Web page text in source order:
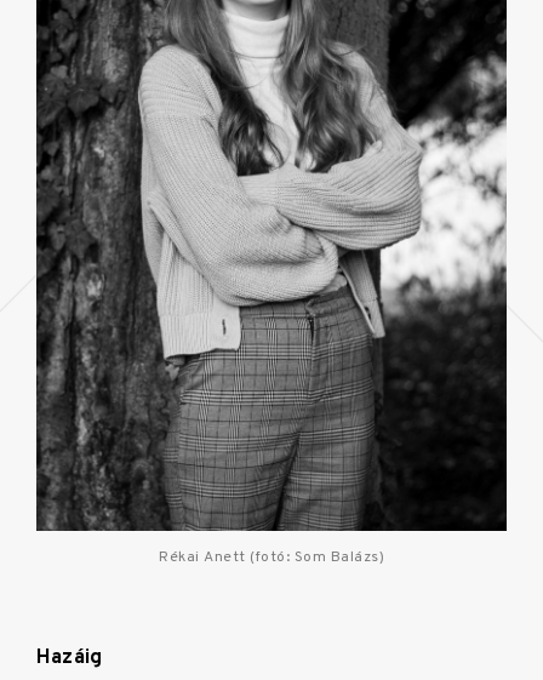
Rékai Anett (fotó: Som Balázs)
Hazáig